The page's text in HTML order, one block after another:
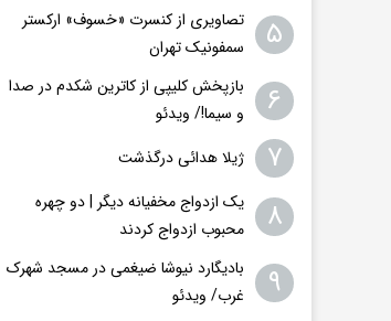
۵
تصاویری از کنسرت «خسوف» ارکستر
سمفونیک تهران
۶
بازپخش کلیپی از کاترین شکدم در صدا
و سیما!/ ویدئو
۷ ژیلا هدائی درگذشت
۸
یک ازدواج مخفیانه دیگر | دو چهره
محبوب ازدواج کردند
۹
بادیگارد نیوشا ضیغمی در مسجد شهرک
غرب/ ویدئو